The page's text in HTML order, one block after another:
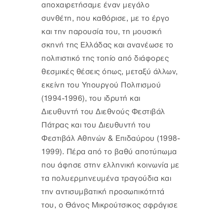
αποχαιρετήσαμε έναν μεγάλο
συνθέτη, που καθόρισε, με το έργο
και την παρουσία του, τη μουσική
σκηνή της Ελλάδας και ανανέωσε το
πολιτιστικό της τοπίο από διάφορες
θεσμικές θέσεις όπως, μεταξύ άλλων,
εκείνη του Υπουργού Πολιτισμού
(1994-1996), του ιδρυτή και
Διευθυντή του Διεθνούς Φεστιβάλ
Πάτρας και του Διευθυντή του
Φεστιβάλ Αθηνών & Επιδαύρου (1998-
1999). Πέρα από το βαθύ αποτύπωμα
που άφησε στην ελληνική κοινωνία με
τα πολυερμηνευμένα τραγούδια και
την αντισυμβατική προσωπικότητά
του, ο Θάνος Μικρούτσικος σφράγισε